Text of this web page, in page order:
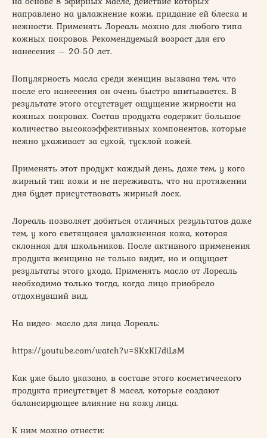
направлено на увлажнение кожи, придание ей блеска и
нежности. Применять Лореаль можно для любого типа
кожных покровов. Рекомендуемый возраст для его
нанесения – 20-50 лет.
Популярность масла среди женщин вызвана тем, что
после его нанесения он очень быстро впитывается. В
результате этого отсутствует ощущение жирности на
кожных покровах. Состав продукта содержит большое
количество высокоэффективных компонентов, которые
нежно ухаживает за сухой, тусклой кожей.
Применять этот продукт каждый день, даже тем, у кого
жирный тип кожи и не переживать, что на протяжении
дня будет присутствовать жирный лоск.
Лореаль позволяет добиться отличных результатов даже
тем, у кого светящаяся увлажненная кожа, которая
склонная для школьников. После активного применения
продукта женщина не только видит, но и ощущает
результаты этого ухода. Применять масло от Лореаль
необходимо только тогда, когда лицо приобрело
отдохнувший вид.
На видео- масло для лица Лореаль:
https://youtube.com/watch?v=SKxKI7diLsM
Как уже было указано, в составе этого косметического
продукта присутствует 8 масел, которые создают
балансирующее влияние на кожу лица.
К ним можно отнести: